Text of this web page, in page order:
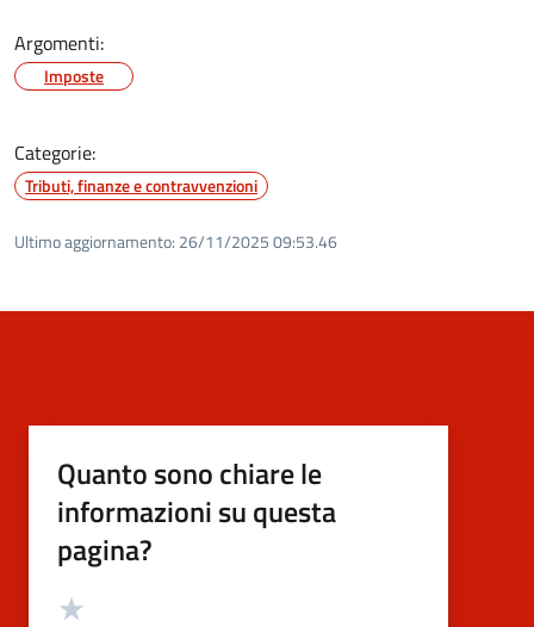
Argomenti:
Imposte
Categorie:
Tributi, finanze e contravvenzioni
Ultimo aggiornamento: 26/11/2025 09:53.46
Quanto sono chiare le
informazioni su questa
pagina?
Valutazione